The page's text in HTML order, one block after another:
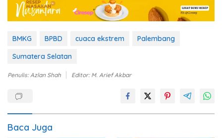
BMKG BPBD cuaca ekstrem
Palembang
Sumatera Selatan
Penulis: Azlan Shah Editor: M. Arief Akbar
Baca Juga